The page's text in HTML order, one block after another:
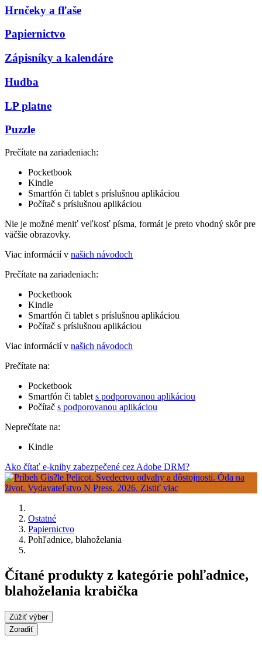
Hrnčeky a fľaše
Papiernictvo
Zápisníky a kalendáre
Hudba
LP platne
Puzzle
Prečítate na zariadeniach:
Pocketbook
Kindle
Smartfón či tablet s príslušnou aplikáciou
Počítač s príslušnou aplikáciou
Nie je možné meniť veľkosť písma, formát je preto vhodný skôr pre
väčšie obrazovky.
Viac informácií v našich návodoch
Prečítate na zariadeniach:
Pocketbook
Kindle
Smartfón či tablet s príslušnou aplikáciou
Počítač s príslušnou aplikáciou
Viac informácií v našich návodoch
Prečítate na:
Pocketbook
Smartfón či tablet s podporovanou aplikáciou
Počítač s podporovanou aplikáciou
Neprečítate na:
Kindle
Ako čítať e-knihy zabezpečené cez Adobe DRM?
Ostatné
Papiernictvo
Pohľadnice, blahoželania
Čítané produkty z kategórie pohľadnice,
blahoželania krabička
Zúžiť výber
Zoradiť